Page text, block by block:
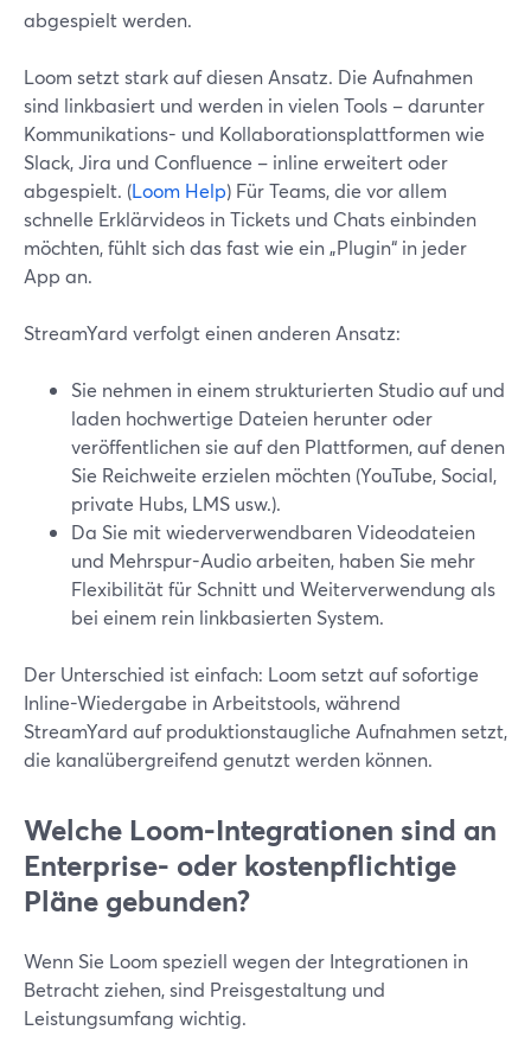
abgespielt werden.
Loom setzt stark auf diesen Ansatz. Die Aufnahmen
sind linkbasiert und werden in vielen Tools – darunter
Kommunikations- und Kollaborationsplattformen wie
Slack, Jira und Confluence – inline erweitert oder
abgespielt. (Loom Help) Für Teams, die vor allem
schnelle Erklärvideos in Tickets und Chats einbinden
möchten, fühlt sich das fast wie ein „Plugin“ in jeder
App an.
StreamYard verfolgt einen anderen Ansatz:
Sie nehmen in einem strukturierten Studio auf und
laden hochwertige Dateien herunter oder
veröffentlichen sie auf den Plattformen, auf denen
Sie Reichweite erzielen möchten (YouTube, Social,
private Hubs, LMS usw.).
Da Sie mit wiederverwendbaren Videodateien
und Mehrspur-Audio arbeiten, haben Sie mehr
Flexibilität für Schnitt und Weiterverwendung als
bei einem rein linkbasierten System.
Der Unterschied ist einfach: Loom setzt auf sofortige
Inline-Wiedergabe in Arbeitstools, während
StreamYard auf produktionstaugliche Aufnahmen setzt,
die kanalübergreifend genutzt werden können.
Welche Loom-Integrationen sind an
Enterprise- oder kostenpflichtige
Pläne gebunden?
Wenn Sie Loom speziell wegen der Integrationen in
Betracht ziehen, sind Preisgestaltung und
Leistungsumfang wichtig.